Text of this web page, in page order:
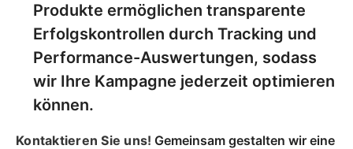
Produkte ermöglichen transparente
Erfolgskontrollen durch Tracking und
Performance-Auswertungen, sodass
wir Ihre Kampagne jederzeit optimieren
können.
Kontaktieren Sie uns! Gemeinsam gestalten wir eine